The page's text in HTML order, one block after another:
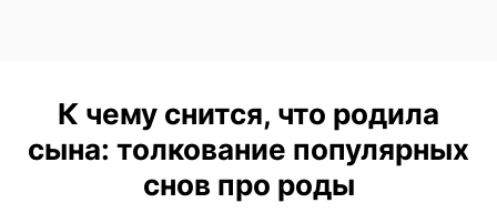
К чему снится, что родила
сына: толкование популярных
снов про роды